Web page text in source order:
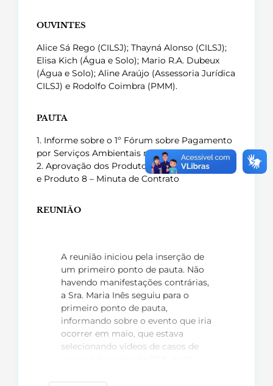
OUVINTES
Alice Sá Rego (CILSJ); Thayná Alonso (CILSJ);
Elisa Kich (Água e Solo); Mario R.A. Dubeux
(Água e Solo); Aline Araújo (Assessoria Jurídica
CILSJ) e Rodolfo Coimbra (PMM).
PAUTA
1. Informe sobre o 1º Fórum sobre Pagamento
por Serviços Ambientais na paisagem rural
2. Aprovação dos Produto 7 – Modelo de Edital
e Produto 8 – Minuta de Contrato
REUNIÃO
A reunião iniciou pela inserção de
um primeiro ponto de pauta. Não
havendo manifestações contrárias,
a Sra. Maria Inês seguiu para o
primeiro ponto de pauta,
informando sobre o evento que iria
ocorrer em maio, que estava
selecionando vídeos de casos de